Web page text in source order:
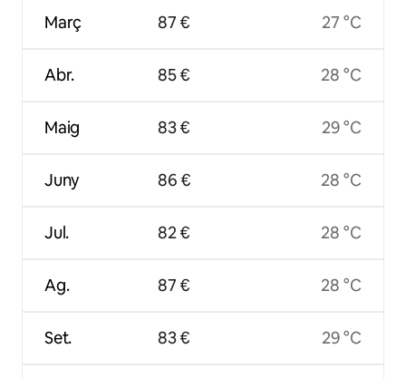
Març
Abr.
Maig
Juny
Jul.
Ag.
Set.
87 €
85 €
83 €
86 €
82 €
87 €
83 €
27 °C
28 °C
29 °C
28 °C
28 °C
28 °C
29 °C